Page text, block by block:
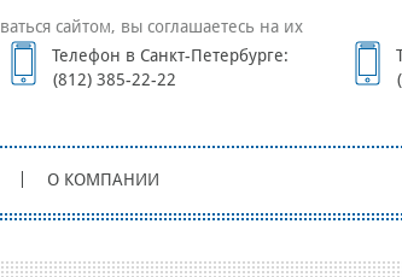
Телефон в Санкт-Петербурге:
(812) 385-22-22
О КОМПАНИИ
сайтом, вы соглашаетесь на их